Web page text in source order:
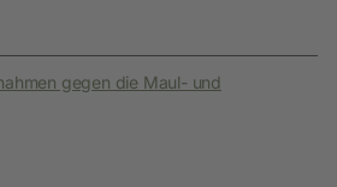
gegen die Maul- und